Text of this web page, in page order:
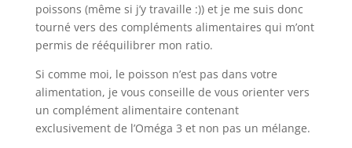
poissons (même si j’y travaille :)) et je me suis donc
tourné vers des compléments alimentaires qui m’ont
permis de rééquilibrer mon ratio.
Si comme moi, le poisson n’est pas dans votre
alimentation, je vous conseille de vous orienter vers
un complément alimentaire contenant
exclusivement de l’Oméga 3 et non pas un mélange.